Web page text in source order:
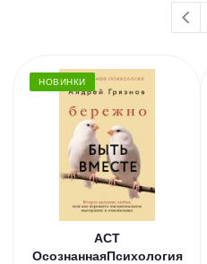
НОВИНКИ
АСТ
ОсознаннаяПсихология